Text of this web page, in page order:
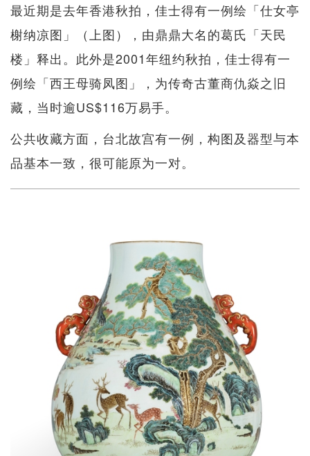
最近期是去年香港秋拍，佳士得有一例绘「仕女亭
榭纳凉图」（上图），由鼎鼎大名的葛氏「天民
楼」释出。此外是2001年纽约秋拍，佳士得有一
例绘「西王母骑凤图」，为传奇古董商仇焱之旧
藏，当时逾US$116万易手。
公共收藏方面，台北故宫有一例，构图及器型与本
品基本一致，很可能原为一对。